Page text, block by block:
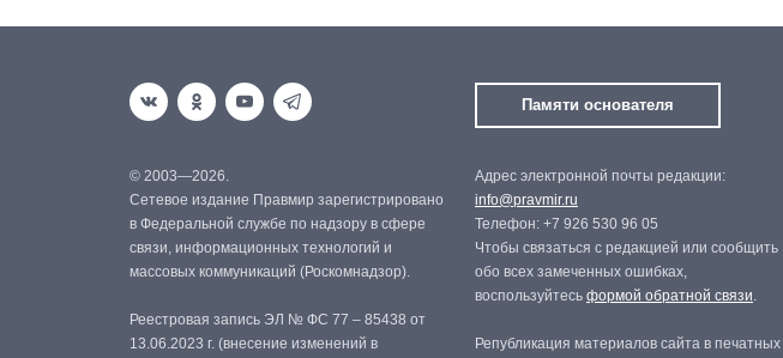
Памяти основателя
© 2003—2026.
Сетевое издание Правмир зарегистрировано
в Федеральной службе по надзору в сфере
связи, информационных технологий и
массовых коммуникаций (Роскомнадзор).
Реестровая запись ЭЛ № ФС 77 – 85438 от
13.06.2023 г. (внесение изменений в
Адрес электронной почты редакции:
info@pravmir.ru
Телефон: +7 926 530 96 05
Чтобы связаться с редакцией или сообщить
обо всех замеченных ошибках,
воспользуйтесь формой обратной связи.
Републикация материалов сайта в печатных